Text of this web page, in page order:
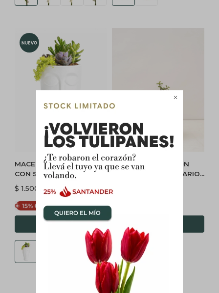

MACETA FACE HOMBRE
CON SUCULENTAS -
BLANCO
$ 1.500
$ 1.275
PAILA CERAMICA CON
SUCULENTAS (TERRARIO)
$